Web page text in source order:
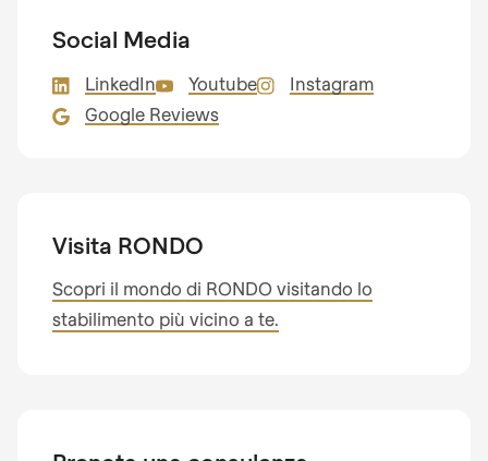
Social Media
LinkedIn Youtube
Instagram
Google Reviews
Visita RONDO
Scopri il mondo di RONDO visitando lo
stabilimento più vicino a te.